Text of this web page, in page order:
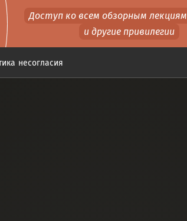
Доступ ко всем обзорным лекциям
и другие привилегии
несогласия